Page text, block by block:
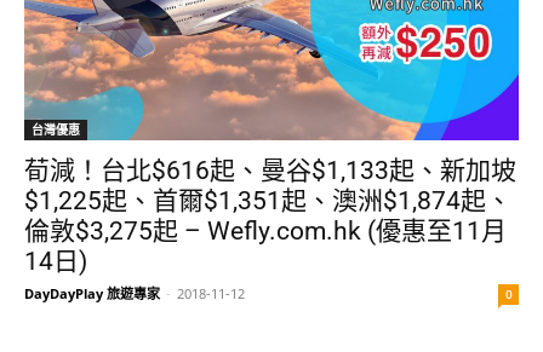
台灣優惠
荀減！台北$616起、曼谷$1,133起、新加坡
$1,225起、首爾$1,351起、澳洲$1,874起、
倫敦$3,275起 – Wefly.com.hk (優惠至11月
14日)
DayDayPlay 旅遊專家 - 2018-11-12 0